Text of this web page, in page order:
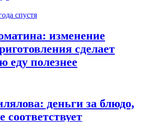
спустя
изменение
сделает
полезнее
деньги за блюдо,
соответствует